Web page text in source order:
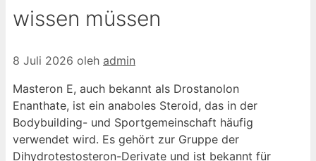
wissen müssen
8 Juli 2026 oleh admin
Masteron E, auch bekannt als Drostanolon
Enanthate, ist ein anaboles Steroid, das in der
Bodybuilding- und Sportgemeinschaft häufig
verwendet wird. Es gehört zur Gruppe der
Dihydrotestosteron-Derivate und ist bekannt für